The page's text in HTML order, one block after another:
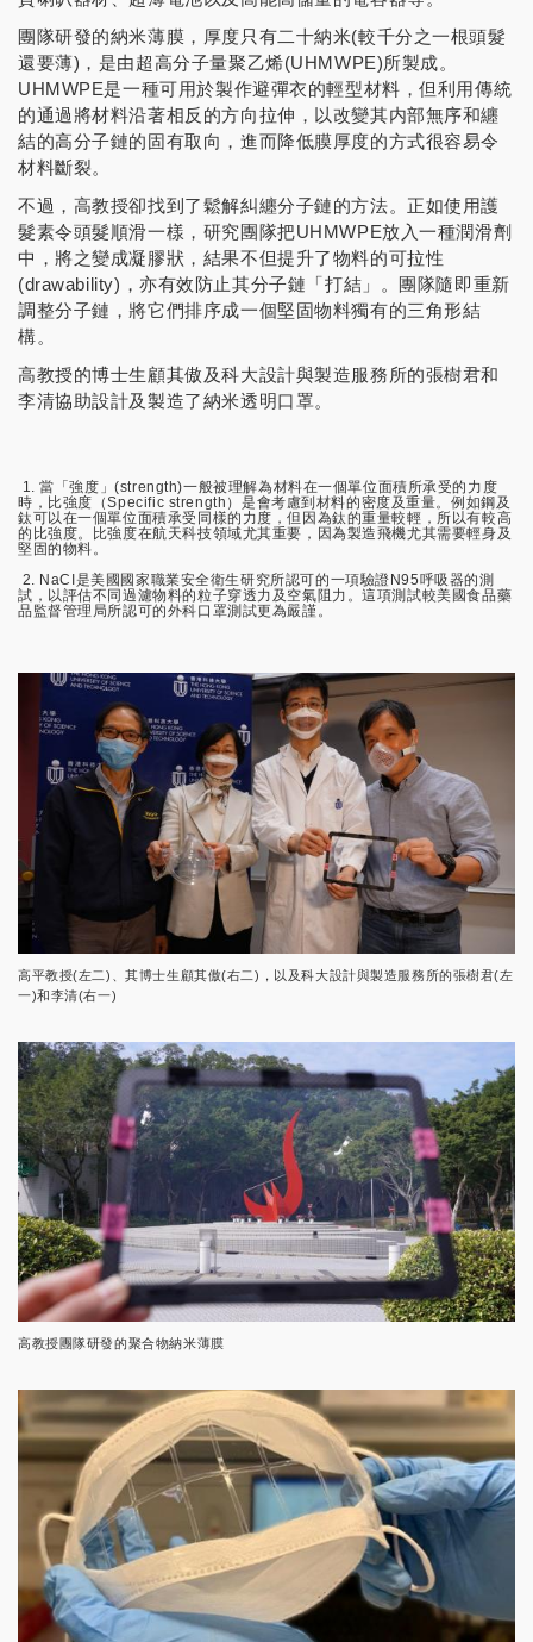
團隊研發的納米薄膜，厚度只有二十納米(較千分之一根頭髮
還要薄)，是由超高分子量聚乙烯(UHMWPE)所製成。
UHMWPE是一種可用於製作避彈衣的輕型材料，但利用傳統
的通過將材料沿著相反的方向拉伸，以改變其内部無序和纏
結的高分子鏈的固有取向，進而降低膜厚度的方式很容易令
材料斷裂。
不過，高教授卻找到了鬆解糾纏分子鏈的方法。正如使用護
髮素令頭髮順滑一樣，研究團隊把UHMWPE放入一種潤滑劑
中，將之變成凝膠狀，結果不但提升了物料的可拉性
(drawability)，亦有效防止其分子鏈「打結」。團隊隨即重新
調整分子鏈，將它們排序成一個堅固物料獨有的三角形結
構。
高教授的博士生顧其傲及科大設計與製造服務所的張樹君和
李清協助設計及製造了納米透明口罩。
1. 當「強度」(strength)一般被理解為材料在一個單位面積所承受的力度
時，比強度（Specific strength）是會考慮到材料的密度及重量。例如鋼及
鈦可以在一個單位面積承受同樣的力度，但因為鈦的重量較輕，所以有較高
的比強度。比強度在航天科技領域尤其重要，因為製造飛機尤其需要輕身及
堅固的物料。
2. NaCI是美國國家職業安全衛生研究所認可的一項驗證N95呼吸器的測
試，以評估不同過濾物料的粒子穿透力及空氣阻力。這項測試較美國食品藥
品監督管理局所認可的外科口罩測試更為嚴謹。
高平教授(左二)、其博士生顧其傲(右二)，以及科大設計與製造服務所的張樹君(左
一)和李清(右一)
高教授團隊研發的聚合物納米薄膜